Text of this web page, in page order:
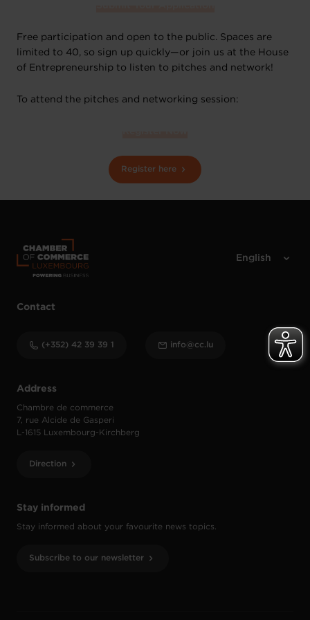
Free participation and open to the public. Spaces are
limited to 40, so sign up quickly—or join us at the House
of Entrepreneurship to listen to pitches and network!
To attend the pitches and networking session:
Register here
Stay informed
Stay informed about your favourite news topics.
Subscribe to our newsletter
Address
Chambre de commerce
7, rue Alcide de Gasperi
L-1615 Luxembourg-Kirchberg
Direction
Contact
(+352) 42 39 39 1 info@cc.lu